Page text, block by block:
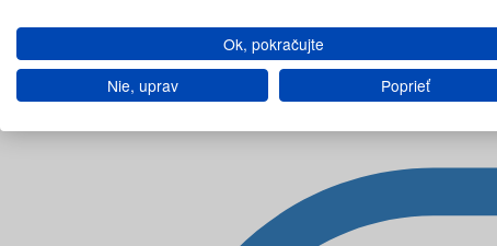
Ok, pokračujte
Nie, uprav
Poprieť